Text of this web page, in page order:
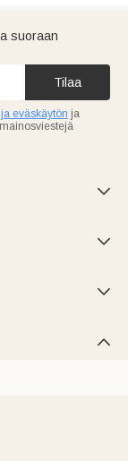
suoraan
Tilaa
eväskäytön ja



